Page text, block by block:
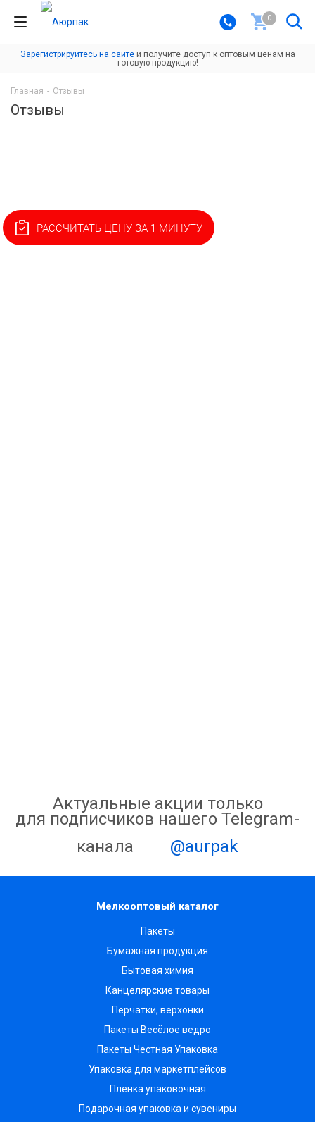
0
Зарегистрируйтесь на сайтеи получите доступ к оптовым ценам на
готовую продукцию!
Главная - Отзывы
Отзывы
Актуальные акции только
для подписчиков нашего Telegram-
канала
@aurpak
Мелкооптовый каталог
Пакеты
Бумажная продукция
Бытовая химия
Канцелярские товары
Перчатки, верхонки
Пакеты Весёлое ведро
Пакеты Честная Упаковка
Упаковка для маркетплейсов
Пленка упаковочная
Подарочная упаковка и сувениры
РАССЧИТАТЬ ЦЕНУ ЗА 1 МИНУТУ